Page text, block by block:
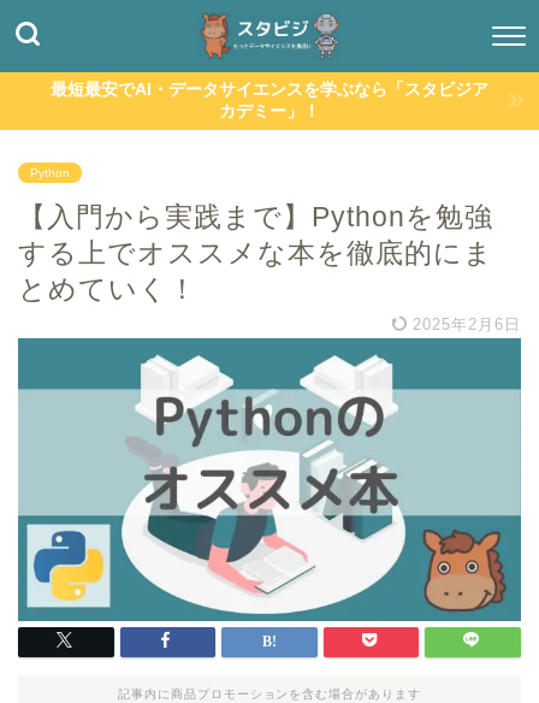
最短最安でAI・データサイエンスを学ぶなら「スタビジア
カデミー」！
Python
【入門から実践まで】Pythonを勉強
する上でオススメな本を徹底的にま
とめていく！
2025年2月6日
記事内に商品プロモーションを含む場合があります